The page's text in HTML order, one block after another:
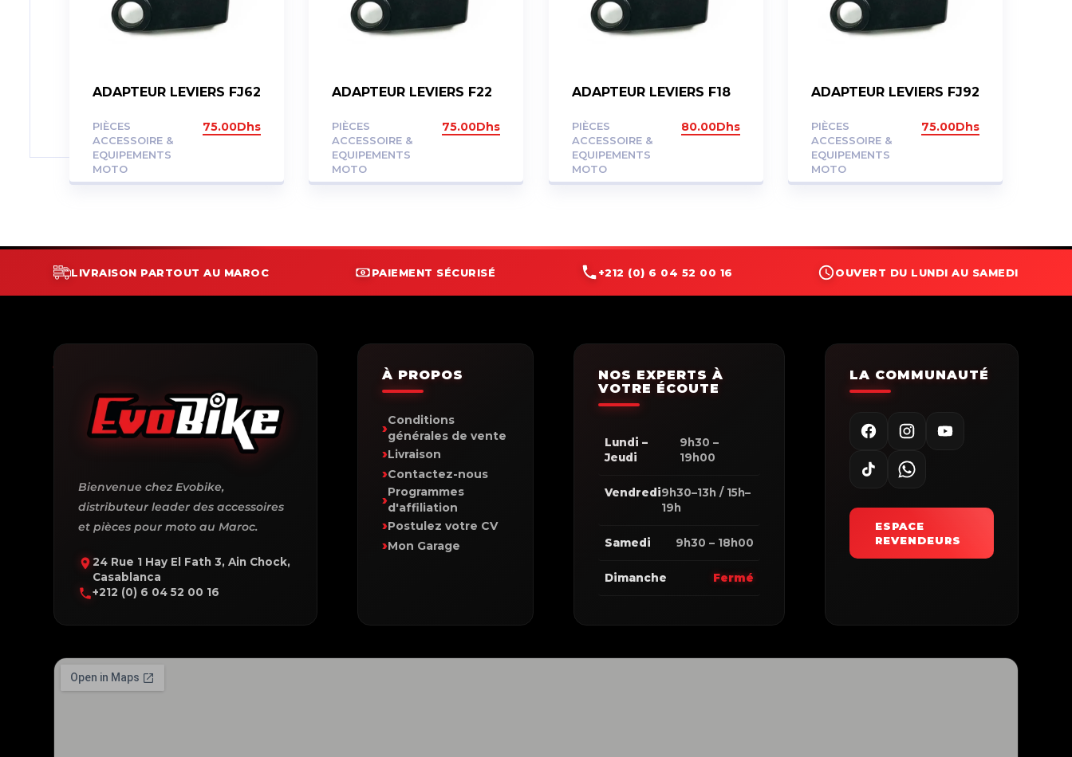
ADAPTEUR LEVIERS FJ62
PIÈCES
ACCESSOIRE &
EQUIPEMENTS
MOTO
75.00Dhs
ADAPTEUR LEVIERS F22
PIÈCES
ACCESSOIRE &
EQUIPEMENTS
MOTO
75.00Dhs
ADAPTEUR LEVIERS F18
PIÈCES
ACCESSOIRE &
EQUIPEMENTS
MOTO
80.00Dhs
ADAPTEUR LEVIERS FJ92
PIÈCES
ACCESSOIRE &
EQUIPEMENTS
MOTO
75.00Dhs
LIVRAISON PARTOUT AU MAROC PAIEMENT SÉCURISÉ +212 (0) 6 04 52 00 16 OUVERT DU LUNDI AU SAMEDI
Bienvenue chez Evobike,
distributeur leader des accessoires
et pièces pour moto au Maroc.
24 Rue 1 Hay El Fath 3, Ain Chock,
Casablanca
+212 (0) 6 04 52 00 16
À PROPOS
Conditions
générales de vente
Livraison
Contactez-nous
Programmes
d'affiliation
Postulez votre CV
Mon Garage
NOS EXPERTS À
VOTRE ÉCOUTE
Lundi –
Jeudi
9h30 –
19h00
Vendredi9h30–13h / 15h–
19h
Samedi 9h30 – 18h00
Dimanche Fermé
LA COMMUNAUTÉ
ESPACE
REVENDEURS